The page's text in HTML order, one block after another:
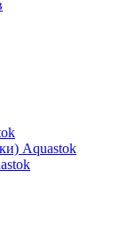
Aquastok